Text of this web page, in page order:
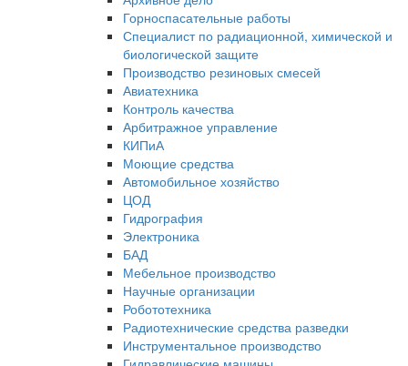
Горноспасательные работы
Специалист по радиационной, химической и
биологической защите
Производство резиновых смесей
Авиатехника
Контроль качества
Арбитражное управление
КИПиА
Моющие средства
Автомобильное хозяйство
ЦОД
Гидрография
Электроника
БАД
Мебельное производство
Научные организации
Робототехника
Радиотехнические средства разведки
Инструментальное производство